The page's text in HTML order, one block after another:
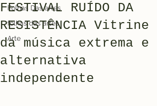
Folhas Das artes
folhas das artes
Arte
FESTIVAL RUÍDO DA
RESISTÊNCIA Vitrine
da música extrema e
alternativa
independente